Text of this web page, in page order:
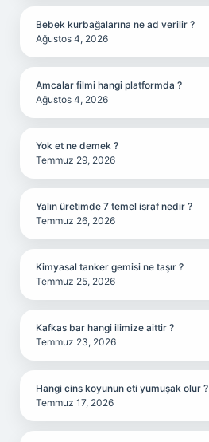
Bebek kurbağalarına ne ad verilir ?
Ağustos 4, 2026
Amcalar filmi hangi platformda ?
Ağustos 4, 2026
Yok et ne demek ?
Temmuz 29, 2026
Yalın üretimde 7 temel israf nedir ?
Temmuz 26, 2026
Kimyasal tanker gemisi ne taşır ?
Temmuz 25, 2026
Kafkas bar hangi ilimize aittir ?
Temmuz 23, 2026
Hangi cins koyunun eti yumuşak olur ?
Temmuz 17, 2026